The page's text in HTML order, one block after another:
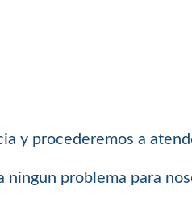
y procederemos a
ningun problema para